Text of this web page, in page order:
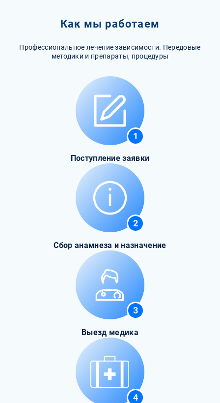
Как мы работаем
Профессиональное лечение зависимости. Передовые
методики и препараты, процедуры
1
Поступление заявки
2
Сбор анамнеза и назначение
3
Выезд медика
4